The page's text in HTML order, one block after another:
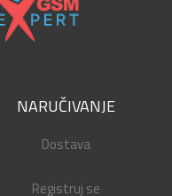
NARUČIVANJE
Dostava
Registruj se